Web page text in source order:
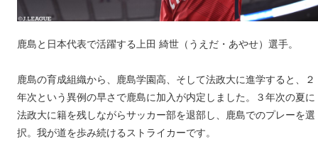
鹿島と日本代表で活躍する上田 綺世（うえだ・あやせ）選手。
鹿島の育成組織から、鹿島学園高、そして法政大に進学すると、２
年次という異例の早さで鹿島に加入が内定しました。３年次の夏に
法政大に籍を残しながらサッカー部を退部し、鹿島でのプレーを選
択。我が道を歩み続けるストライカーです。